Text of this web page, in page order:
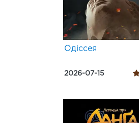
Одіссея
2026-07-15